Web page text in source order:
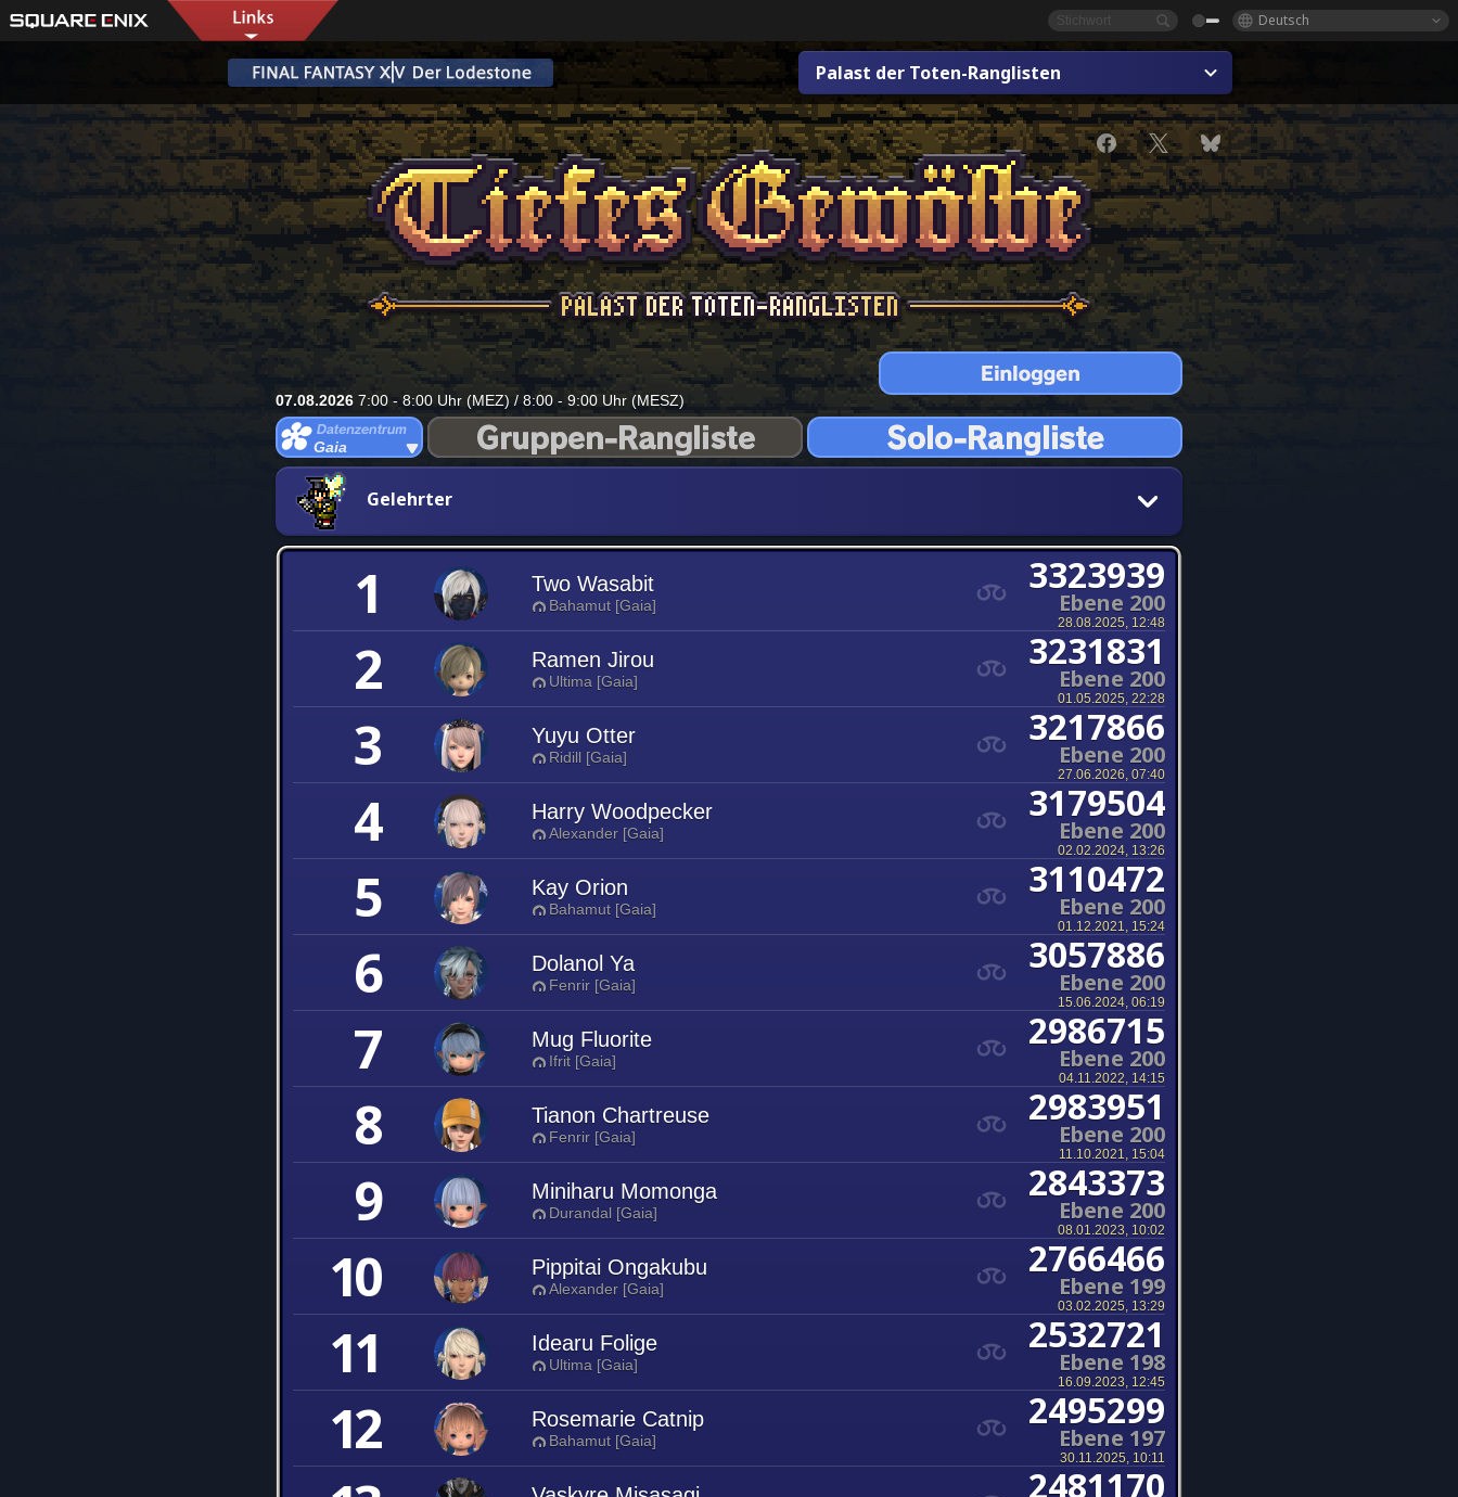
Deutsch
Palast der Toten-Ranglisten
07.08.2026 7:00 - 8:00 Uhr (MEZ) / 8:00 - 9:00 Uhr (MESZ)
Gaia
Gelehrter
1 Two Wasabit
Bahamut [Gaia]
3323939
Ebene 200
28.08.2025, 12:48
2 Ramen Jirou
Ultima [Gaia]
3231831
Ebene 200
01.05.2025, 22:28
3 Yuyu Otter
Ridill [Gaia]
3217866
Ebene 200
27.06.2026, 07:40
4 Harry Woodpecker
Alexander [Gaia]
3179504
Ebene 200
02.02.2024, 13:26
5 Kay Orion
Bahamut [Gaia]
3110472
Ebene 200
01.12.2021, 15:24
6 Dolanol Ya
Fenrir [Gaia]
3057886
Ebene 200
15.06.2024, 06:19
7 Mug Fluorite
Ifrit [Gaia]
2986715
Ebene 200
04.11.2022, 14:15
8 Tianon Chartreuse
Fenrir [Gaia]
2983951
Ebene 200
11.10.2021, 15:04
9 Miniharu Momonga
Durandal [Gaia]
2843373
Ebene 200
08.01.2023, 10:02
10 Pippitai Ongakubu
Alexander [Gaia]
2766466
Ebene 199
03.02.2025, 13:29
11 Idearu Folige
Ultima [Gaia]
2532721
Ebene 198
16.09.2023, 12:45
12 Rosemarie Catnip
Bahamut [Gaia]
2495299
Ebene 197
30.11.2025, 10:11
2481170